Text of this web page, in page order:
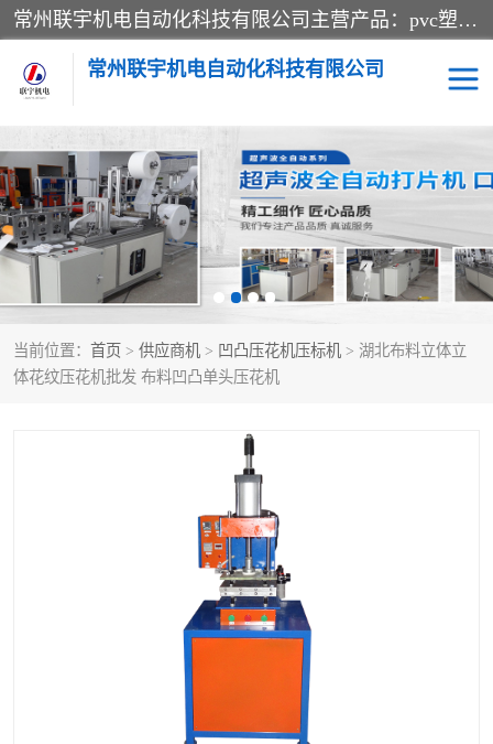
常州联宇机电自动化科技有限公司主营产品：pvc塑料焊机、高频热合机、软膜天花压边机、服装布料凹凸压花机、布料3d压印设备、服装植胶设备、超声波布料花边机、无纺布热合机、全自动压花机。
常州联宇机电自动化科技有限公司
当前位置： 首页 > 供应商机 > 凹凸压花机压标机 > 湖北布料立体立
体花纹压花机批发 布料凹凸单头压花机
压花定型机以及压花模具 超声波热合机
高频热合机 超声波花边机
超声波复合压花机 凹凸压花机压标机
3040凹凸压花机 双头服装凹凸压花机
海绵产品成型机